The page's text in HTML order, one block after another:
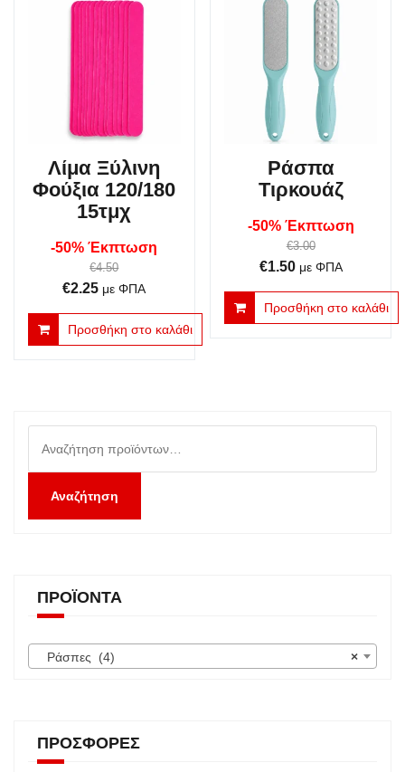
Λίμα Ξύλινη
Φούξια 120/180
15τμχ
-50% Έκπτωση
€4.50
Original
price
was:
€2.25Η
τρέχουσα
τιμή
με ΦΠΑ
Προσθήκη στο καλάθι
Ράσπα
Τιρκουάζ
-50% Έκπτωση
€3.00
Original
price
was:
€1.50Η
τρέχουσα
τιμή
με ΦΠΑ
Προσθήκη στο καλάθι
για:
Αναζήτηση
ΠΡΟΪΌΝΤΑ
×
Ράσπες (4)
ΠΡΟΣΦΟΡΈΣ